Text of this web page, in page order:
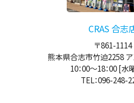
CRAS 合志
〒861-1114
熊本県合志市竹迫2258
10：00～18：00[水
TEL：096-248-